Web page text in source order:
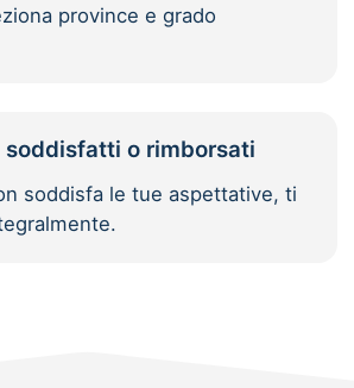
province e grado
soddisfatti o rimborsati
soddisfa le tue aspettative, ti